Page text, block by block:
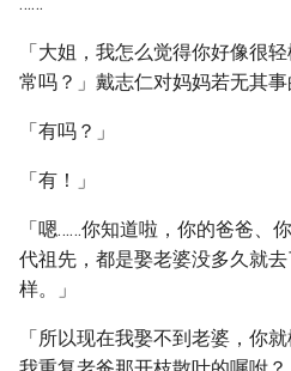
「大姐，我怎么觉得你好像很
常吗？」戴志仁对妈妈若无其事
「有吗？」
「有！」
「嗯……你知道啦，你的爸爸、
代祖先，都是娶老婆没多久就
样。」
「所以现在我娶不到老婆，你